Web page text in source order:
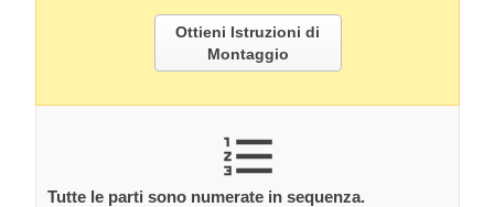
Ottieni Istruzioni di
Montaggio
Tutte le parti sono numerate in sequenza.